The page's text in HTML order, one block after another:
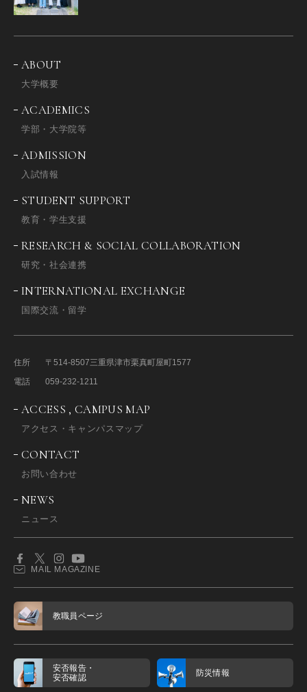
ABOUT
大学概要
ACADEMICS
学部・大学院等
ADMISSION
入試情報
STUDENT SUPPORT
教育・学生支援
RESEARCH & SOCIAL COLLABORATION
研究・社会連携
INTERNATIONAL EXCHANGE
国際交流・留学
住所 〒514-8507三重県津市栗真町屋町1577
電話
059-232-1211
ACCESS , CAMPUS MAP
アクセス・キャンパスマップ
CONTACT
お問い合わせ
NEWS
ニュース
MAIL MAGAZINE
教職員ページ
安否報告・
安否確認
防災情報